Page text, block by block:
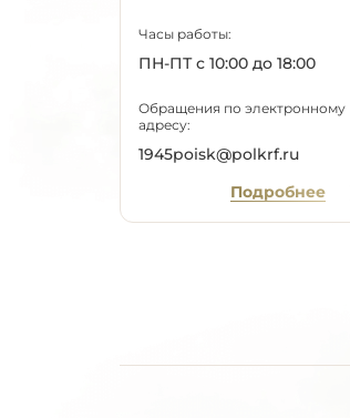
Часы работы:
ПН-ПТ с 10:00 до 18:00
Обращения по электронному
адресу:
1945poisk@polkrf.ru
Подробнее